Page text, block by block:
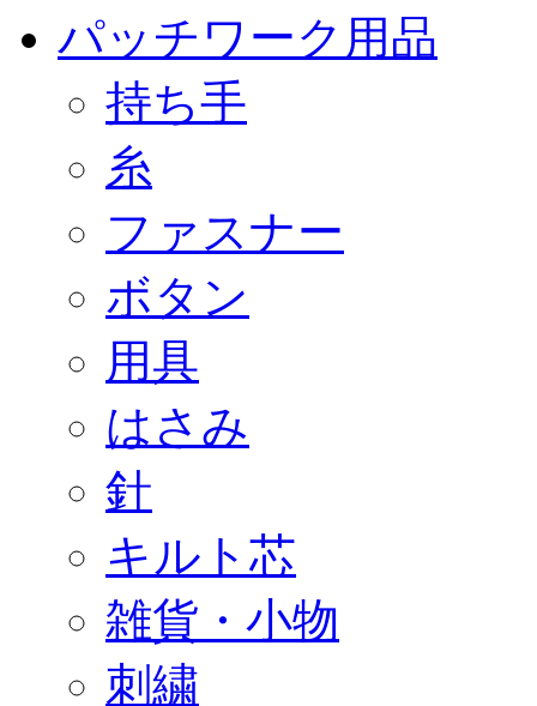
パッチワーク用品
持ち手
糸
ファスナー
ボタン
用具
はさみ
針
キルト芯
雑貨・小物
刺繍